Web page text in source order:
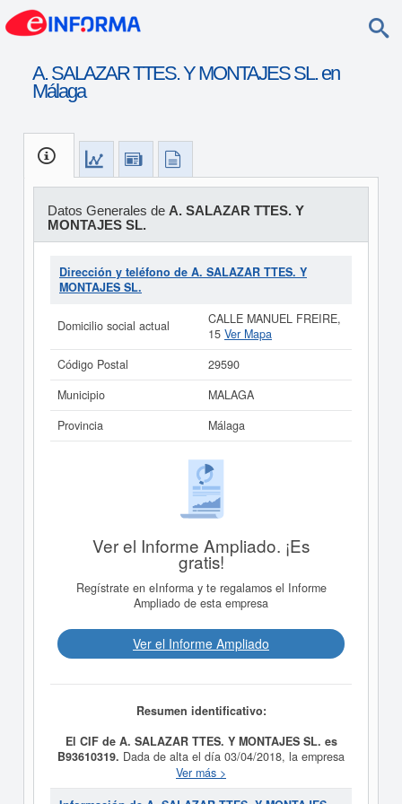
A. SALAZAR TTES. Y MONTAJES SL. en
Málaga
Datos Generales de A. SALAZAR TTES. Y
MONTAJES SL.
Dirección y teléfono de A. SALAZAR TTES. Y
MONTAJES SL.
Domicilio social actual
CALLE MANUEL FREIRE,
15 Ver Mapa
Código Postal
29590
Municipio
MALAGA
Provincia
Málaga
Ver el Informe Ampliado. ¡Es
gratis!
Regístrate en eInforma y te regalamos el Informe
Ampliado de esta empresa
Ver el Informe Ampliado
Resumen identificativo:
El CIF de A. SALAZAR TTES. Y MONTAJES SL. es
B93610319. Dada de alta el día 03/04/2018, la empresa
A. SALAZAR TTES. Y MONTAJES SL.
propósito El transporte y montajes de todo tipo de
Ver más >